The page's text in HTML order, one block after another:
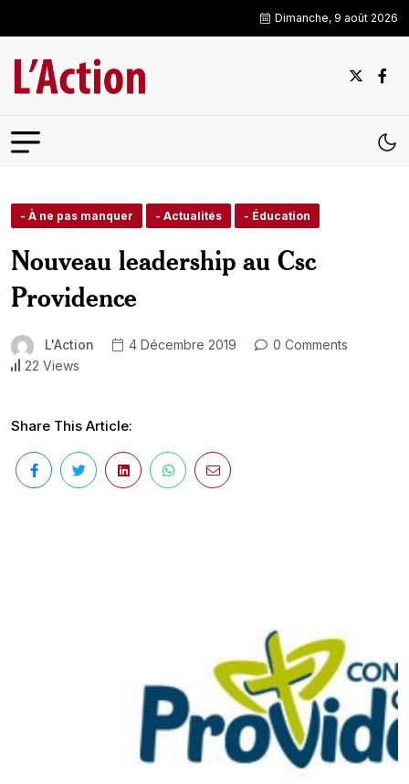
Dimanche, 9 août 2026
- À ne pas manquer - Actualités - Éducation
Nouveau leadership au Csc
Providence
L'Action 4 Décembre 2019
0 Comments
22 Views
Share This Article: